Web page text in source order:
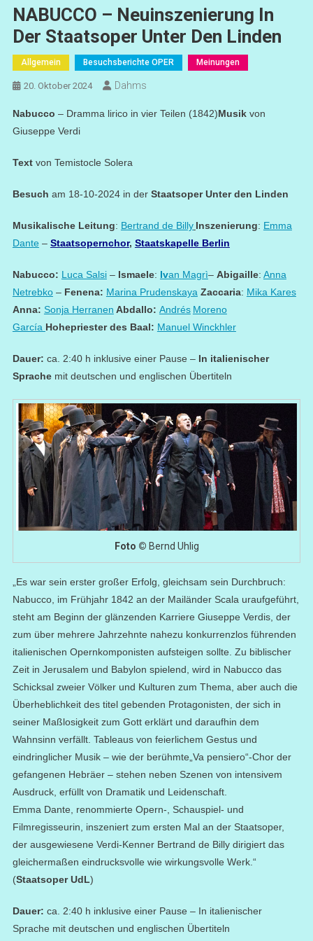
NABUCCO – Neuinszenierung In
Der Staatsoper Unter Den Linden
Allgemein Besuchsberichte OPER Meinungen
20. Oktober 2024 Dahms
Nabucco – Dramma lirico in vier Teilen (1842)Musikvon
Giuseppe Verdi
Text von Temistocle Solera
Besuch am 18-10-2024 in der Staatsoper Unter den Linden
Musikalische Leitung: Bertrand de Billy Inszenierung: Emma
Dante– Staatsopernchor, Staatskapelle Berlin
Nabucco: Luca Salsi–Ismaele: Ivan Magrì– Abigaille: Anna
Netrebko– Fenena: Marina Prudenskaya Zaccaria: Mika Kares
Anna: Sonja Herranen Abdallo: Andrés Moreno
García Hohepriester des Baal: Manuel Winckhler
Dauer: ca. 2:40 h inklusive einer Pause – In italienischer
Sprachemit deutschen und englischen Übertiteln
Foto © Bernd Uhlig
„Es war sein erster großer Erfolg, gleichsam sein Durchbruch:
Nabucco, im Frühjahr 1842 an der Mailänder Scala uraufgeführt,
steht am Beginn der glänzenden Karriere Giuseppe Verdis, der
zum über mehrere Jahrzehnte nahezu konkurrenzlos führenden
italienischen Opernkomponisten aufsteigen sollte. Zu biblischer
Zeit in Jerusalem und Babylon spielend, wird in Nabucco das
Schicksal zweier Völker und Kulturen zum Thema, aber auch die
Überheblichkeit des titel gebenden Protagonisten, der sich in
seiner Maßlosigkeit zum Gott erklärt und daraufhin dem
Wahnsinn verfällt. Tableaus von feierlichem Gestus und
eindringlicher Musik – wie der berühmte„Va pensiero“-Chor der
gefangenen Hebräer – stehen neben Szenen von intensivem
Ausdruck, erfüllt von Dramatik und Leidenschaft.
Emma Dante, renommierte Opern-, Schauspiel- und
Filmregisseurin, inszeniert zum ersten Mal an der Staatsoper,
der ausgewiesene Verdi-Kenner Bertrand de Billy dirigiert das
gleichermaßen eindrucksvolle wie wirkungsvolle Werk.“
(Staatsoper UdL)
Dauer: ca. 2:40 h inklusive einer Pause – In italienischer
Sprache mit deutschen und englischen Übertiteln